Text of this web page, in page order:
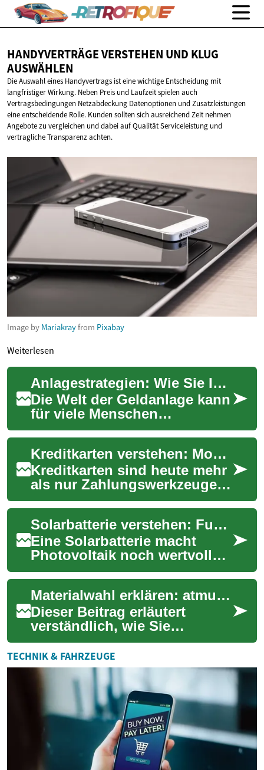
HANDYVERTRÄGE VERSTEHEN UND KLUG
AUSWÄHLEN
Die Auswahl eines Handyvertrags ist eine wichtige Entscheidung mit
langfristiger Wirkung. Neben Preis und Laufzeit spielen auch
Vertragsbedingungen Netzabdeckung Datenoptionen und Zusatzleistungen
eine entscheidende Rolle. Kunden sollten sich ausreichend Zeit nehmen
Angebote zu vergleichen und dabei auf Qualität Serviceleistung und
vertragliche Transparenz achten.
Image by Mariakrayfrom Pixabay
Weiterlesen
Anlagestrategien: Wie Sie Ihr Geld klug investieren und vermehren
Die Welt der Geldanlage kann
für viele Menschen
überwältigend sein. Es gibt
unzählige Möglichkeiten, sein
Geld zu inv...
Kreditkarten verstehen: Moderner Leitfaden & Tipps
Kreditkarten sind heute mehr
als nur Zahlungswerkzeuge:
Sie bieten Komfort beim
Einkaufen, weltweite
Akzeptanz, Schut...
Solarbatterie verstehen: Funktionsweise, Auswahl, Sicherheit
Eine Solarbatterie macht
Photovoltaik noch wertvoller:
Sie speichert tagsüber
erzeugten Solarstrom, damit
Sie ihn abe...
Materialwahl erklären: atmungsaktive und pflegeleichte Stoffe verstehen
Dieser Beitrag erläutert
verständlich, wie Sie
atmungsaktive und
pflegeleichte Stoffe für
Damenbekleidung erkennen
un...
TECHNIK & FAHRZEUGE